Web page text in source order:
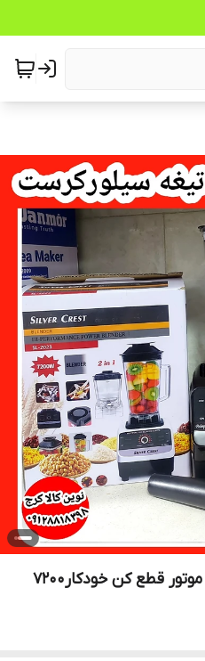
بلندر ۶ تیغه تیغه یخ شکن موتور قطع کن خودکار۷۲۰۰